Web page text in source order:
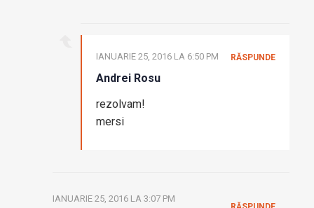
Andrei Rosu
IANUARIE 25, 2016 LA 6:50 PM
rezolvam!
mersi
RĂSPUNDE
IANUARIE 25, 2016 LA 3:07 PM